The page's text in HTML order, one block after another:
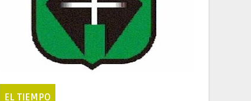
EL TIEMPO